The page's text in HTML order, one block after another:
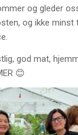
og gleder
og ikke minst
god mat,
😊